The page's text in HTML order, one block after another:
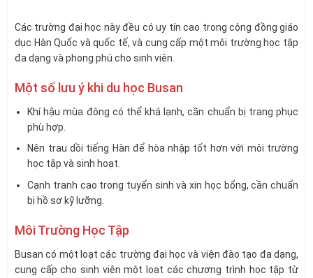
Các trường đại học này đều có uy tín cao trong cộng đồng giáo
dục Hàn Quốc và quốc tế, và cung cấp một môi trường học tập
đa dạng và phong phú cho sinh viên.
Một số lưu ý khi du học Busan
Khí hậu mùa đông có thể khá lạnh, cần chuẩn bị trang phục
phù hợp.
Nên trau dồi tiếng Hàn để hòa nhập tốt hơn với môi trường
học tập và sinh hoạt.
Cạnh tranh cao trong tuyển sinh và xin học bổng, cần chuẩn
bị hồ sơ kỹ lưỡng.
Môi Trường Học Tập
Busan có một loạt các trường đại học và viện đào tạo đa dạng,
cung cấp cho sinh viên một loạt các chương trình học tập từ